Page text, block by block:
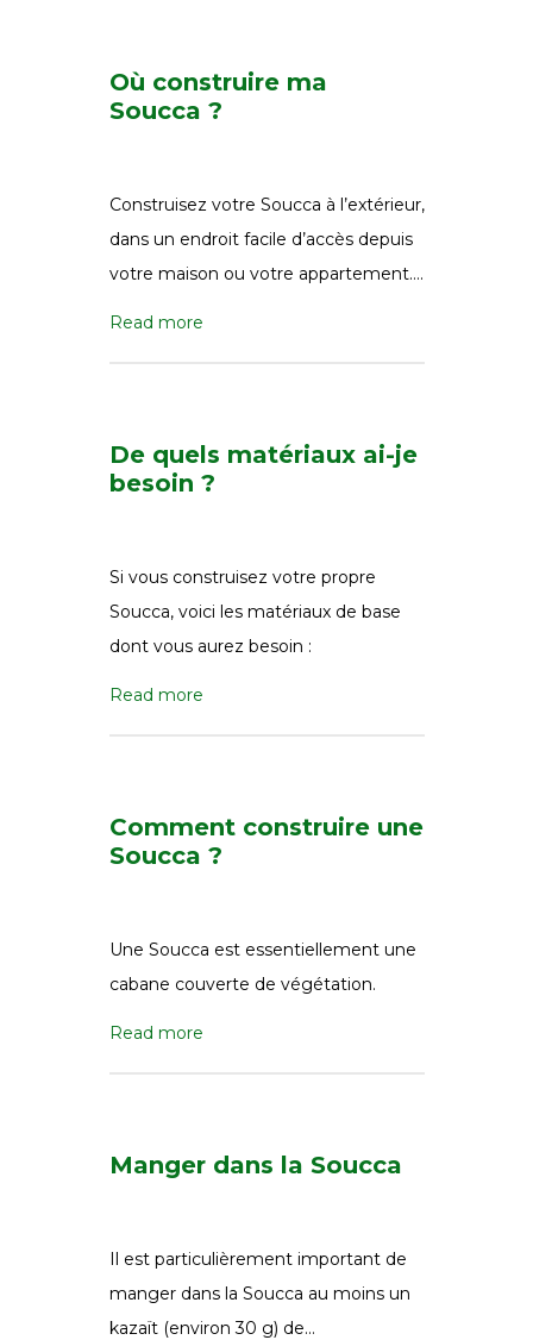
Où construire ma
Soucca ?
Construisez votre Soucca à l’extérieur,
dans un endroit facile d’accès depuis
votre maison ou votre appartement….
Read more
De quels matériaux ai-je
besoin ?
Si vous construisez votre propre
Soucca, voici les matériaux de base
dont vous aurez besoin :
Read more
Comment construire une
Soucca ?
Une Soucca est essentiellement une
cabane couverte de végétation.
Read more
Manger dans la Soucca
Il est particulièrement important de
manger dans la Soucca au moins un
kazaït (environ 30 g) de…